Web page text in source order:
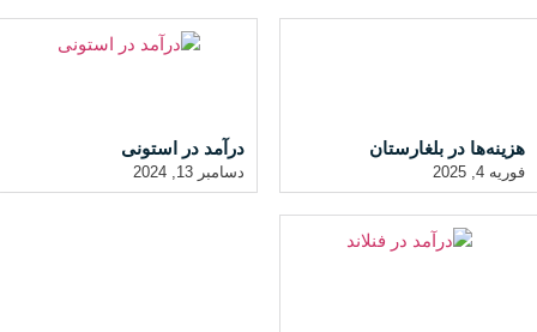
هزینه‌ها در بلغارستان
فوریه 4, 2025
درآمد در استونی
دسامبر 13, 2024